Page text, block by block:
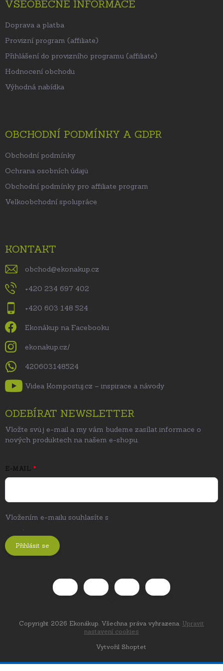
VŠEOBECNÉ INFORMACE
Doprava a platba
Provizní program (affiliate)
Přihlášení do provizního programu (affiliate)
Hodnocení obchodu
Výhodná nabídka
OBCHODNÍ PODMÍNKY A GDPR
Obchodní podmínky
Ochrana osobních údajů
Obchodní podmínky pro affiliate program
Velkoobchodní spolupráce
KONTAKT
obchod@ekonakup.cz
+420 234 697 402
+420 603 148 524
Ekonákup na Facebooku
ekonakup.cz/
420603148524
Videa Kompostuj.cz – inspirace a návody
ODEBÍRAT NEWSLETTER
Vložte svůj e-mail a my vám budeme zasílat informace o
nových produktech na našem e-shopu.
E-MAIL
Vložením e-mailu souhlasíte s
.
Přihlásit se
Vytvořil Shoptet
Copyright 2026 Ekonákup . Všechna práva vyhrazena. Upravit
nastavení cookies